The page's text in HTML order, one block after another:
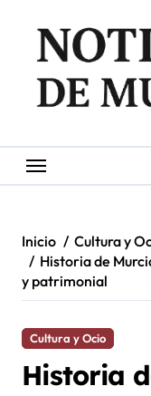
contenido
Inicio
Cultura y
Historia de
y patrimonial
Cultura y Ocio
Historia